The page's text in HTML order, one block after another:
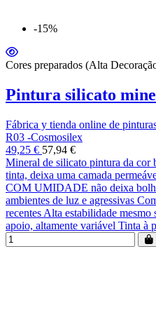
-15%
Cores preparados (Alta
Pintura silicato
Fábrica y tienda online de
R03 -Cosmosilex
49,25 € 57,94 €
Mineral de silicato pintura da cor
tinta, deixa uma camada
COM UMIDADE não deixa
ambientes de luz e agressivas
recentes Alta estabilidade
apoio, altamente variável Tinta à